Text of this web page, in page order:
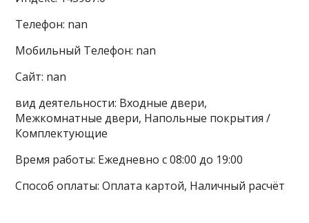
Телефон: nan
Мобильный Телефон: nan
Сайт: nan
вид деятельности: Входные двери,
Межкомнатные двери, Напольные покрытия /
Комплектующие
Время работы: Ежедневно с 08:00 до 19:00
Способ оплаты: Оплата картой, Наличный расчёт